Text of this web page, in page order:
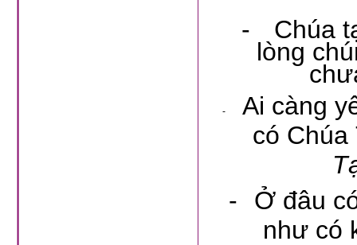
-
Chúa
lòng
-
Ai càng
có Chúa
-
Ở đâu
như có